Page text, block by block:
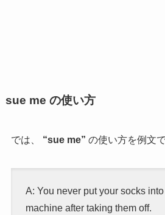
sue me の使い方
では、 “sue me” の使い方を例文
A: You never put your socks
machine after taking them off.